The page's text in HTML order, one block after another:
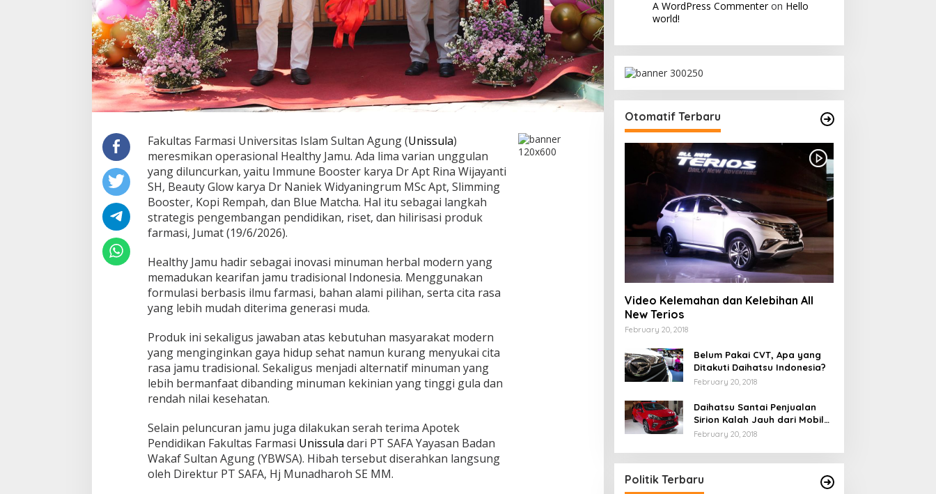
Fakultas Farmasi Universitas Islam Sultan Agung (Unissula)
meresmikan operasional Healthy Jamu. Ada lima varian unggulan
yang diluncurkan, yaitu Immune Booster karya Dr Apt Rina Wijayanti
SH, Beauty Glow karya Dr Naniek Widyaningrum MSc Apt, Slimming
Booster, Kopi Rempah, dan Blue Matcha. Hal itu sebagai langkah
strategis pengembangan pendidikan, riset, dan hilirisasi produk
farmasi, Jumat (19/6/2026).
Healthy Jamu hadir sebagai inovasi minuman herbal modern yang
memadukan kearifan jamu tradisional Indonesia. Menggunakan
formulasi berbasis ilmu farmasi, bahan alami pilihan, serta cita rasa
yang lebih mudah diterima generasi muda.
Produk ini sekaligus jawaban atas kebutuhan masyarakat modern
yang menginginkan gaya hidup sehat namun kurang menyukai cita
rasa jamu tradisional. Sekaligus menjadi alternatif minuman yang
lebih bermanfaat dibanding minuman kekinian yang tinggi gula dan
rendah nilai kesehatan.
Selain peluncuran jamu juga dilakukan serah terima Apotek
Pendidikan Fakultas Farmasi Unissula dari PT SAFA Yayasan Badan
Wakaf Sultan Agung (YBWSA). Hibah tersebut diserahkan langsung
oleh Direktur PT SAFA, Hj Munadharoh SE MM.
A WordPress Commenteron Hello
world!
Otomatif Terbaru
Video Kelemahan dan Kelebihan All
New Terios
February 20, 2018
Belum Pakai CVT, Apa yang
Ditakuti Daihatsu Indonesia?
February 20, 2018
Daihatsu Santai Penjualan
Sirion Kalah Jauh dari Mobil
LCGC
February 20, 2018
Politik Terbaru
Jagatara Indonesia Siap
Mengawal Kepemimpinan Mas Dar
Sudaryono sebagai Kepala Badan
In Berita, Politik July 23, 2026
Strategi PPP Menangkan Duet
Ganjar dan Gus Yasin